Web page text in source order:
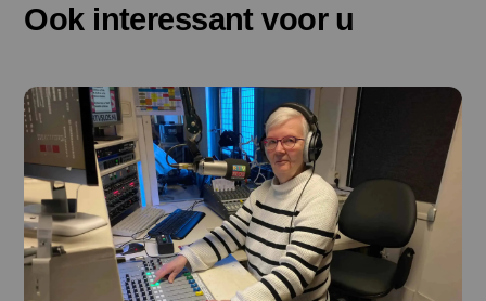
Ook interessant voor u